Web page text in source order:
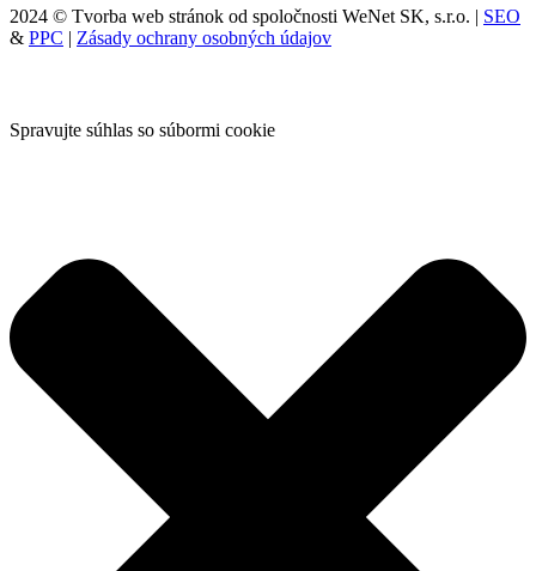
2024 © Tvorba web stránok od spoločnosti WeNet SK, s.r.o. | SEO
& PPC | Zásady ochrany osobných údajov
Spravujte súhlas so súbormi cookie